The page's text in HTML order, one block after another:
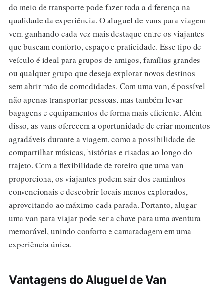
do meio de transporte pode fazer toda a diferença na
qualidade da experiência. O aluguel de vans para viagem
vem ganhando cada vez mais destaque entre os viajantes
que buscam conforto, espaço e praticidade. Esse tipo de
veículo é ideal para grupos de amigos, famílias grandes
ou qualquer grupo que deseja explorar novos destinos
sem abrir mão de comodidades. Com uma van, é possível
não apenas transportar pessoas, mas também levar
bagagens e equipamentos de forma mais eficiente. Além
disso, as vans oferecem a oportunidade de criar momentos
agradáveis durante a viagem, como a possibilidade de
compartilhar músicas, histórias e risadas ao longo do
trajeto. Com a flexibilidade de roteiro que uma van
proporciona, os viajantes podem sair dos caminhos
convencionais e descobrir locais menos explorados,
aproveitando ao máximo cada parada. Portanto, alugar
uma van para viajar pode ser a chave para uma aventura
memorável, unindo conforto e camaradagem em uma
experiência única.
Vantagens do Aluguel de Van